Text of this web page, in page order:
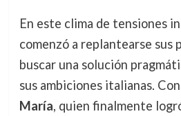
En este clima de tensiones
comenzó a replantearse sus
buscar una solución
sus ambiciones italianas.
María, quien finalmente